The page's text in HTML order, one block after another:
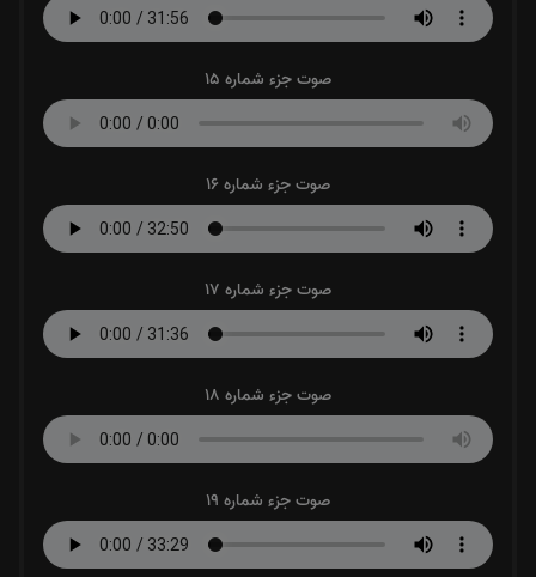
صوت جزء شماره 15
صوت جزء شماره 16
صوت جزء شماره 17
صوت جزء شماره 18
صوت جزء شماره 19